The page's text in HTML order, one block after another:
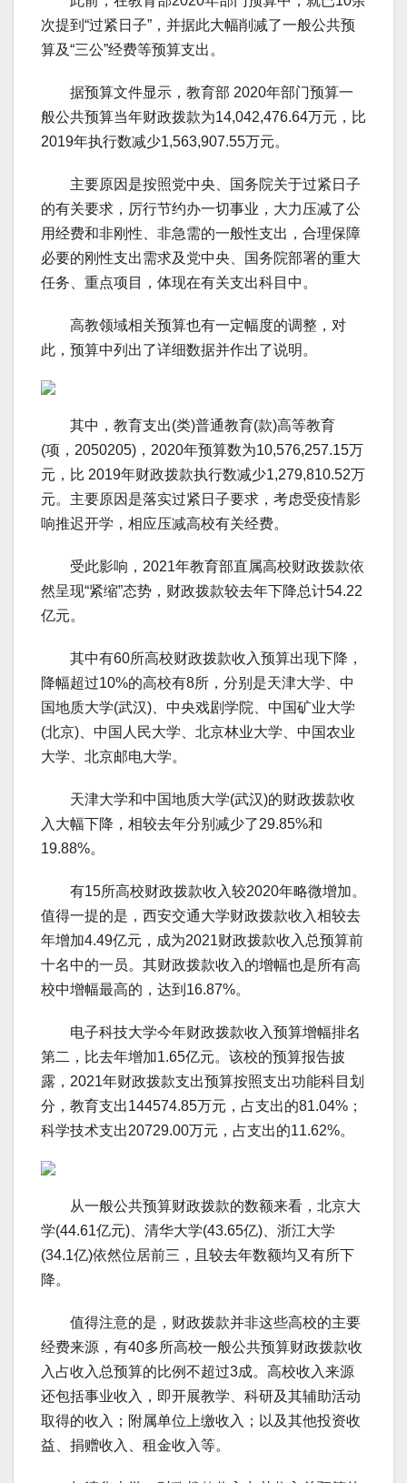
次提到“过紧日子”，并据此大幅削减了一般公共预
算及“三公”经费等预算支出。
据预算文件显示，教育部 2020年部门预算一
般公共预算当年财政拨款为14,042,476.64万元，比
2019年执行数减少1,563,907.55万元。
主要原因是按照党中央、国务院关于过紧日子
的有关要求，厉行节约办一切事业，大力压减了公
用经费和非刚性、非急需的一般性支出，合理保障
必要的刚性支出需求及党中央、国务院部署的重大
任务、重点项目，体现在有关支出科目中。
高教领域相关预算也有一定幅度的调整，对
此，预算中列出了详细数据并作出了说明。
其中，教育支出(类)普通教育(款)高等教育
(项，2050205)，2020年预算数为10,576,257.15万
元，比 2019年财政拨款执行数减少1,279,810.52万
元。主要原因是落实过紧日子要求，考虑受疫情影
响推迟开学，相应压减高校有关经费。
受此影响，2021年教育部直属高校财政拨款依
然呈现“紧缩”态势，财政拨款较去年下降总计54.22
亿元。
其中有60所高校财政拨款收入预算出现下降，
降幅超过10%的高校有8所，分别是天津大学、中
国地质大学(武汉)、中央戏剧学院、中国矿业大学
(北京)、中国人民大学、北京林业大学、中国农业
大学、北京邮电大学。
天津大学和中国地质大学(武汉)的财政拨款收
入大幅下降，相较去年分别减少了29.85%和
19.88%。
有15所高校财政拨款收入较2020年略微增加。
值得一提的是，西安交通大学财政拨款收入相较去
年增加4.49亿元，成为2021财政拨款收入总预算前
十名中的一员。其财政拨款收入的增幅也是所有高
校中增幅最高的，达到16.87%。
电子科技大学今年财政拨款收入预算增幅排名
第二，比去年增加1.65亿元。该校的预算报告披
露，2021年财政拨款支出预算按照支出功能科目划
分，教育支出144574.85万元，占支出的81.04%；
科学技术支出20729.00万元，占支出的11.62%。
从一般公共预算财政拨款的数额来看，北京大
学(44.61亿元)、清华大学(43.65亿)、浙江大学
(34.1亿)依然位居前三，且较去年数额均又有所下
降。
值得注意的是，财政拨款并非这些高校的主要
经费来源，有40多所高校一般公共预算财政拨款收
入占收入总预算的比例不超过3成。高校收入来源
还包括事业收入，即开展教学、科研及其辅助活动
取得的收入；附属单位上缴收入；以及其他投资收
益、捐赠收入、租金收入等。